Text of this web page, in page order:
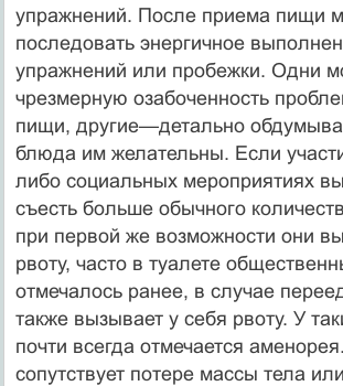
упражнений. После приема пищи
последовать энергичное
упражнений или пробежки. Одни
чрезмерную озабоченность
пищи, другие—детально
блюда им желательны. Если
либо социальных мероприятиях
съесть больше обычного
при первой же возможности они
рвоту, часто в туалете
отмечалось ранее, в случае
также вызывает у себя рвоту. У
почти всегда отмечается
сопутствует потере массы тела